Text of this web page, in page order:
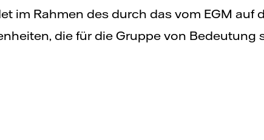
im Rahmen des durch das vom EGM auf
die für die Gruppe von Bedeutung